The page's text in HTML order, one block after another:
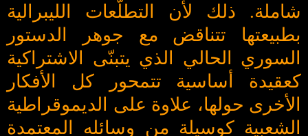
شاملة. ذلك لأن التطلّعات الليبرالية
بطبيعتها تتناقض مع جوهر الدستور
السوري الحالي الذي يتبنّى الاشتراكية
كعقيدة أساسية تتمحور كل الأفكار
الأخرى حولها، علاوة على الديموقراطية
الشعبية كوسيلة من وسائله المعتمدة